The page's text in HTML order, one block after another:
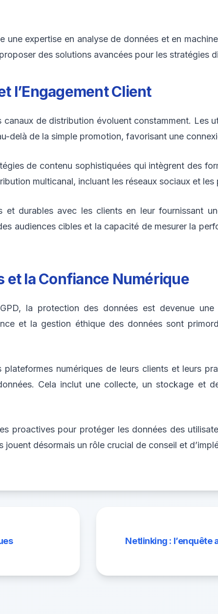
une expertise en analyse de données et en
des solutions avancées pour les stratégies
l’Engagement Client
de distribution évoluent constamment. Les
delà de la simple promotion, favorisant une
de contenu sophistiquées qui intègrent des
multicanal, incluant les réseaux sociaux et les
et durables avec les clients en leur fournissant
audiences cibles et la capacité de mesurer la
et la Confiance Numérique
la protection des données est devenue
et la gestion éthique des données sont
plateformes numériques de leurs clients et leurs
Cela inclut une collecte, un stockage et
proactives pour protéger les données des
désormais un rôle crucial de conseil et
Netlinking : l’enquête